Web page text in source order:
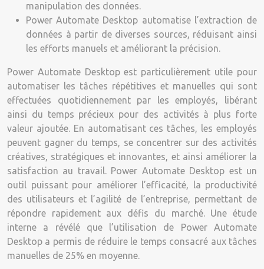
manipulation des données.
Power Automate Desktop automatise l’extraction de
données à partir de diverses sources, réduisant ainsi
les efforts manuels et améliorant la précision.
Power Automate Desktop est particulièrement utile pour
automatiser les tâches répétitives et manuelles qui sont
effectuées quotidiennement par les employés, libérant
ainsi du temps précieux pour des activités à plus forte
valeur ajoutée. En automatisant ces tâches, les employés
peuvent gagner du temps, se concentrer sur des activités
créatives, stratégiques et innovantes, et ainsi améliorer la
satisfaction au travail. Power Automate Desktop est un
outil puissant pour améliorer l’efficacité, la productivité
des utilisateurs et l’agilité de l’entreprise, permettant de
répondre rapidement aux défis du marché. Une étude
interne a révélé que l’utilisation de Power Automate
Desktop a permis de réduire le temps consacré aux tâches
manuelles de 25% en moyenne.